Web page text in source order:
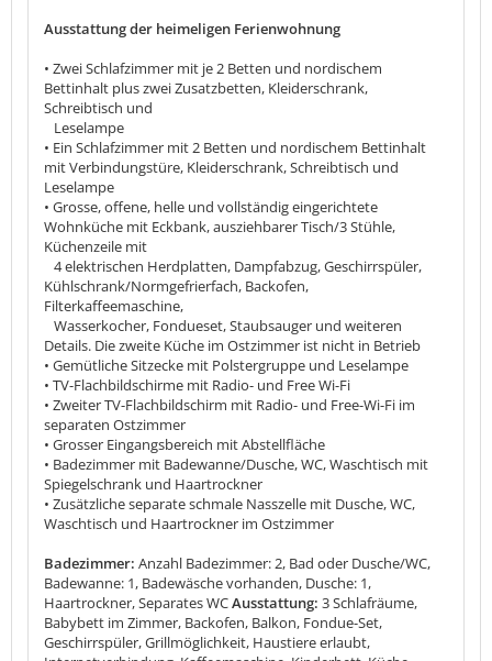
Ausstattung der heimeligen Ferienwohnung
• Zwei Schlafzimmer mit je 2 Betten und nordischem
Bettinhalt plus zwei Zusatzbetten, Kleiderschrank,
Schreibtisch und
Leselampe
• Ein Schlafzimmer mit 2 Betten und nordischem Bettinhalt
mit Verbindungstüre, Kleiderschrank, Schreibtisch und
Leselampe
• Grosse, offene, helle und vollständig eingerichtete
Wohnküche mit Eckbank, ausziehbarer Tisch/3 Stühle,
Küchenzeile mit
4 elektrischen Herdplatten, Dampfabzug, Geschirrspüler,
Kühlschrank/Normgefrierfach, Backofen,
Filterkaffeemaschine,
Wasserkocher, Fondueset, Staubsauger und weiteren
Details. Die zweite Küche im Ostzimmer ist nicht in Betrieb
• Gemütliche Sitzecke mit Polstergruppe und Leselampe
• TV-Flachbildschirme mit Radio- und Free Wi-Fi
• Zweiter TV-Flachbildschirm mit Radio- und Free-Wi-Fi im
separaten Ostzimmer
• Grosser Eingangsbereich mit Abstellfläche
• Badezimmer mit Badewanne/Dusche, WC, Waschtisch mit
Spiegelschrank und Haartrockner
• Zusätzliche separate schmale Nasszelle mit Dusche, WC,
Waschtisch und Haartrockner im Ostzimmer
Badezimmer: Anzahl Badezimmer: 2, Bad oder Dusche/WC,
Badewanne: 1, Badewäsche vorhanden, Dusche: 1,
Haartrockner, Separates WCAusstattung: 3 Schlafräume,
Babybett im Zimmer, Backofen, Balkon, Fondue-Set,
Geschirrspüler, Grillmöglichkeit, Haustiere erlaubt,